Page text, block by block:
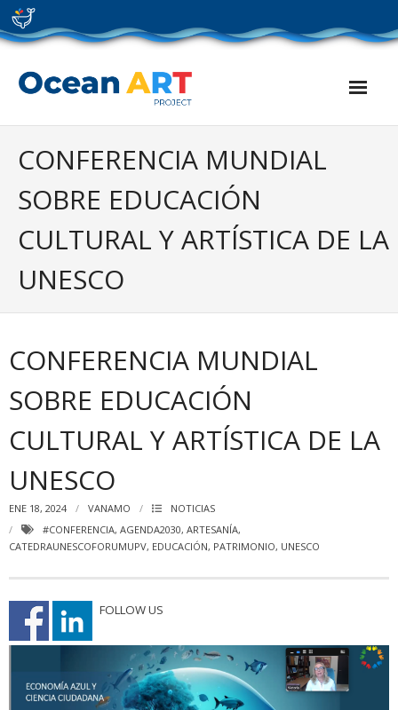
Skip
to
content
CONFERENCIA MUNDIAL
SOBRE EDUCACIÓN
CULTURAL Y ARTÍSTICA DE LA
UNESCO
CONFERENCIA MUNDIAL
SOBRE EDUCACIÓN
CULTURAL Y ARTÍSTICA DE LA
UNESCO
ENE 18, 2024 VANAMO
NOTICIAS
#CONFERENCIA, AGENDA2030, ARTESANÍA,
CATEDRAUNESCOFORUMUPV, EDUCACIÓN, PATRIMONIO, UNESCO
FOLLOW US